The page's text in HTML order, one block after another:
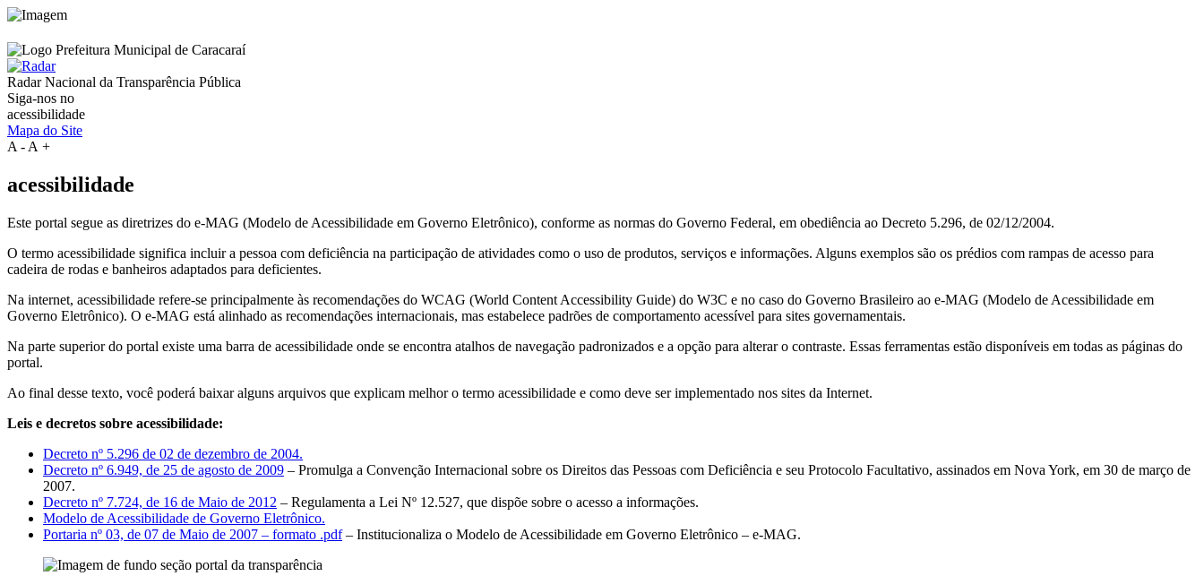
Radar Nacional da Transparência Pública
Siga-nos no
acessibilidade
Mapa do Site
A-A +
acessibilidade
Este portal segue as diretrizes do e-MAG (Modelo de Acessibilidade em Governo Eletrônico), conforme as normas do Governo Federal, em obediência ao Decreto 5.296, de 02/12/2004.
O termo acessibilidade significa incluir a pessoa com deficiência na participação de atividades como o uso de produtos, serviços e informações. Alguns exemplos são os prédios com rampas de acesso para
cadeira de rodas e banheiros adaptados para deficientes.
Na internet, acessibilidade refere-se principalmente às recomendações do WCAG (World Content Accessibility Guide) do W3C e no caso do Governo Brasileiro ao e-MAG (Modelo de Acessibilidade em
Governo Eletrônico). O e-MAG está alinhado as recomendações internacionais, mas estabelece padrões de comportamento acessível para sites governamentais.
Na parte superior do portal existe uma barra de acessibilidade onde se encontra atalhos de navegação padronizados e a opção para alterar o contraste. Essas ferramentas estão disponíveis em todas as páginas do
portal.
Ao final desse texto, você poderá baixar alguns arquivos que explicam melhor o termo acessibilidade e como deve ser implementado nos sites da Internet.
Leis e decretos sobre acessibilidade:
Decreto nº 5.296 de 02 de dezembro de 2004.
Decreto nº 6.949, de 25 de agosto de 2009 – Promulga a Convenção Internacional sobre os Direitos das Pessoas com Deficiência e seu Protocolo Facultativo, assinados em Nova York, em 30 de março de
2007.
Decreto nº 7.724, de 16 de Maio de 2012 – Regulamenta a Lei Nº 12.527, que dispõe sobre o acesso a informações.
Modelo de Acessibilidade de Governo Eletrônico.
Portaria nº 03, de 07 de Maio de 2007 – formato .pdf– Institucionaliza o Modelo de Acessibilidade em Governo Eletrônico – e-MAG.